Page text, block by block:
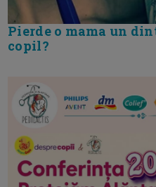
Pierde o mama un
copil?